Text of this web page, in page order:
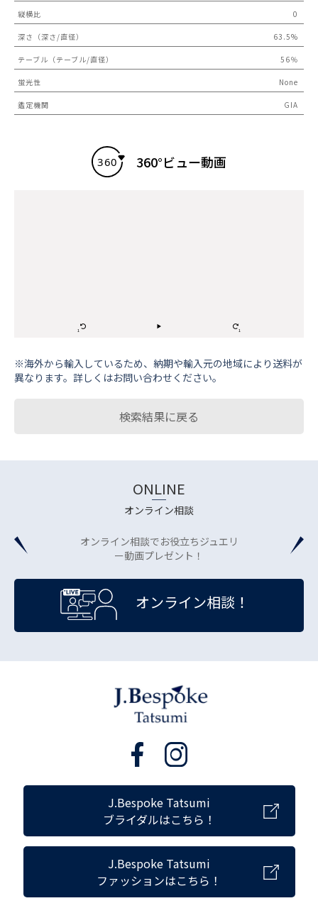
縦横比 0
深さ（深さ/直径） 63.5%
テーブル（テーブル/直径） 56％
蛍光性 None
鑑定機関 GIA
360°ビュー動画
※海外から輸⼊しているため、納期や輸⼊元の地域により送料が
異なります。詳しくはお問い合わせください。
検索結果に戻る
ONLINE
オンライン相談
オンライン相談でお役立ちジュエリ
ー動画プレゼント！
オンライン相談！
J.Bespoke Tatsumi
ブライダルはこちら！
J.Bespoke Tatsumi
ファッションはこちら！